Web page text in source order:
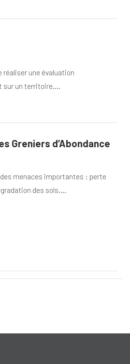
réaliser une évaluation
sur un territoire.…
Greniers d’Abondance
menaces importantes : perte
des sols,…